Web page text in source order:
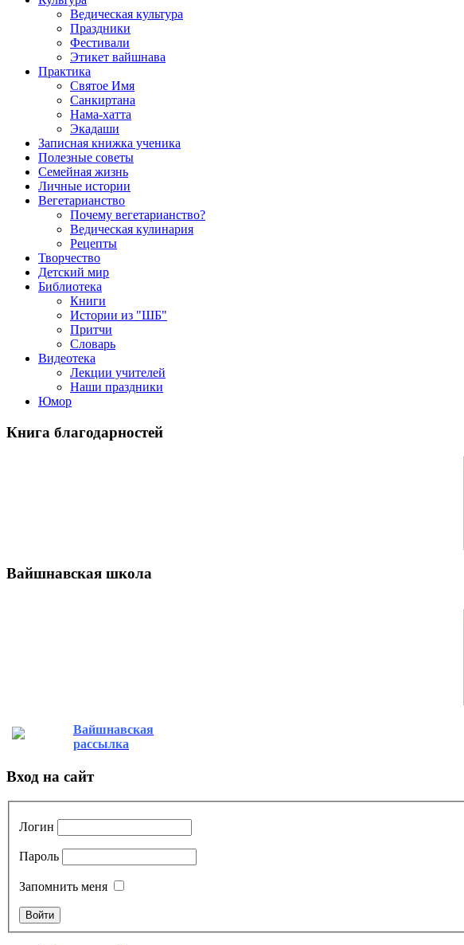
Ведическая культура
Праздники
Фестивали
Этикет вайшнава
Практика
Святое Имя
Санкиртана
Нама-хатта
Экадаши
Записная книжка ученика
Полезные советы
Семейная жизнь
Личные истории
Вегетарианство
Почему вегетарианство?
Ведическая кулинария
Рецепты
Творчество
Детский мир
Библиотека
Книги
Истории из "ШБ"
Притчи
Словарь
Видеотека
Лекции учителей
Наши праздники
Юмор
Книга благодарностей
Вайшнавская школа
Вайшнавская
рассылка
Вход на сайт
Логин
Пароль
Запомнить меня